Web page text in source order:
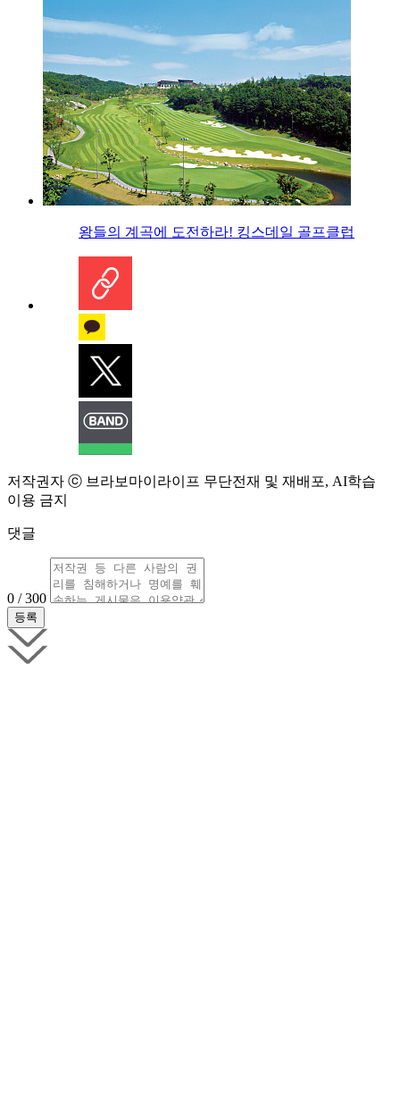
왕들의 계곡에 도전하라! 킹스데일 골프클럽
저작권자 ⓒ 브라보마이라이프 무단전재 및 재배포, AI학습
이용 금지
댓글
0 / 300